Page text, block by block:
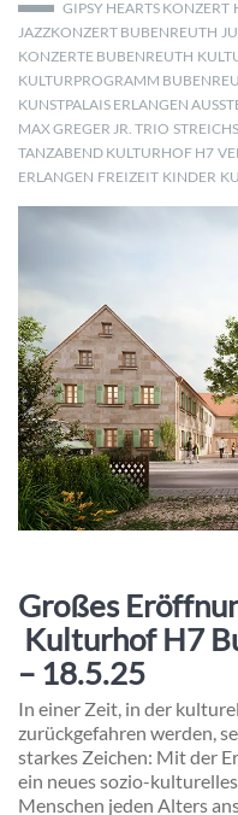
GIPSY HEARTS KONZERT
JAZZKONZERT BUBENREUTH
KONZERTE BUBENREUTH
KULTURPROGRAMM
KUNSTPALAIS ERLANGEN
MAX GREGER JR. TRIO
TANZABEND KULTURHOF H7
ERLANGEN FREIZEIT KINDER
Großes
Kulturhof H7
– 18.5.25
In einer Zeit, in der
zurückgefahren werden,
starkes Zeichen: Mit der
ein neues sozio-
Menschen jeden Alters